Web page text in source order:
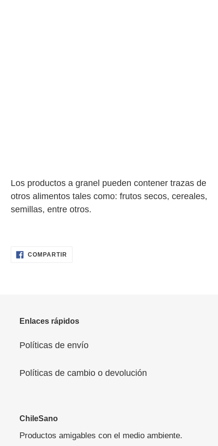
Los productos a granel pueden contener trazas de
otros alimentos tales como: frutos secos, cereales,
semillas, entre otros.
COMPARTIR
EN
Enlaces rápidos
Políticas de envío
Políticas de cambio o devolución
ChileSano
Productos amigables con el medio ambiente.